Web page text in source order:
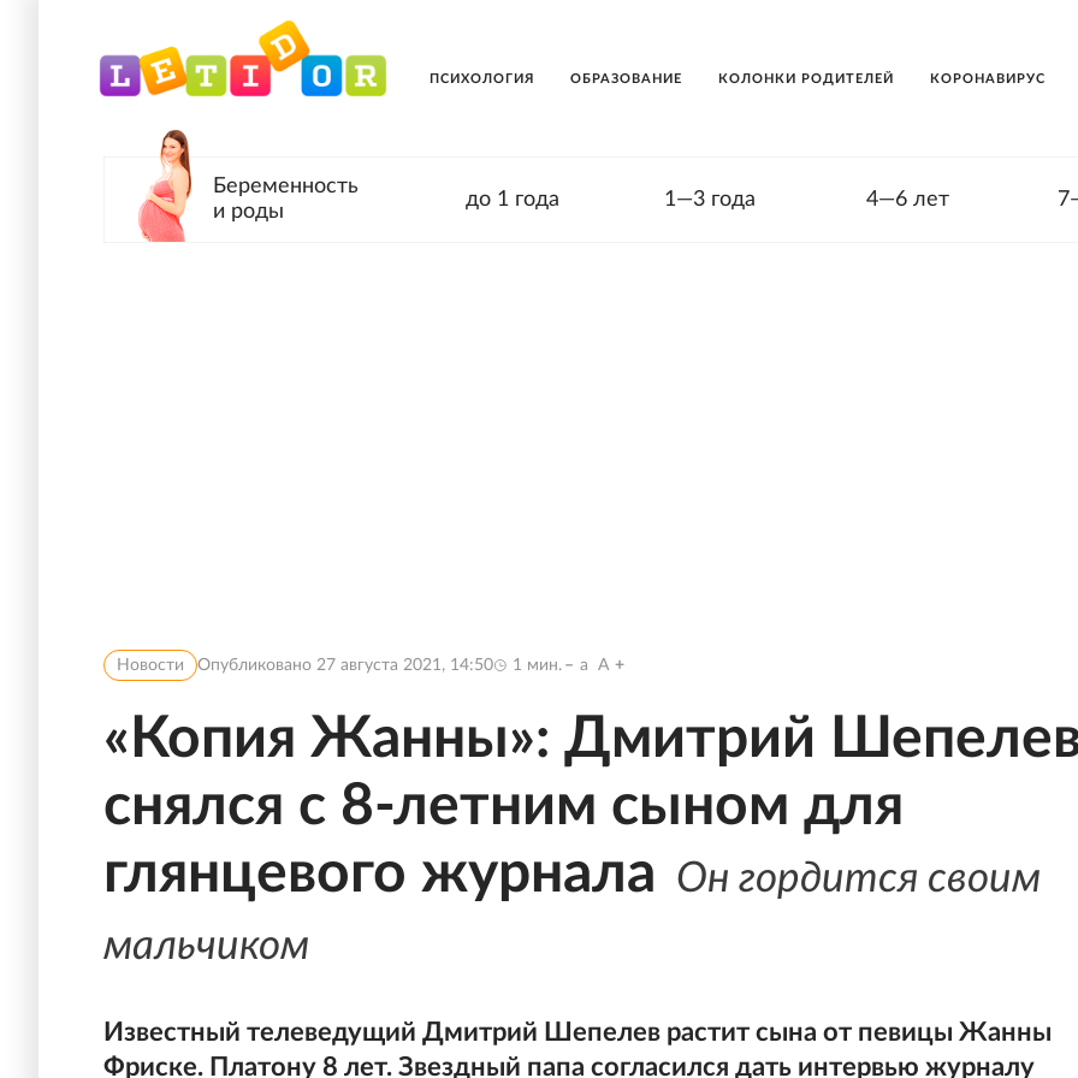
ПСИХОЛОГИЯ ОБРАЗОВАНИЕ КОЛОНКИ РОДИТЕЛЕЙ КОРОНАВИРУС
Беременность
и роды
до 1 года 1—3 года 4—6 лет
Новости Опубликовано 27 августа 2021, 14:50 1 мин. a A
«Копия Жанны»: Дмитрий
снялся с 8-летним сыном для
глянцевого журнала Он гордится своим
мальчиком
Известный телеведущий Дмитрий Шепелев растит сына от певицы Жанны
Фриске. Платону 8 лет. Звездный папа согласился дать интервью журналу